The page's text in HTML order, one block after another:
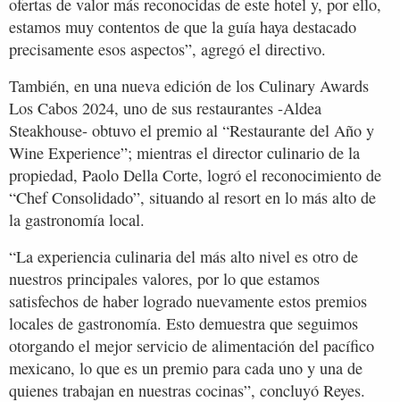
estamos muy contentos de que la guía haya destacado
precisamente esos aspectos”, agregó el directivo.
También, en una nueva edición de los Culinary Awards
Los Cabos 2024, uno de sus restaurantes -Aldea
Steakhouse- obtuvo el premio al “Restaurante del Año y
Wine Experience”; mientras el director culinario de la
propiedad, Paolo Della Corte, logró el reconocimiento de
“Chef Consolidado”, situando al resort en lo más alto de
la gastronomía local.
“La experiencia culinaria del más alto nivel es otro de
nuestros principales valores, por lo que estamos
satisfechos de haber logrado nuevamente estos premios
locales de gastronomía. Esto demuestra que seguimos
otorgando el mejor servicio de alimentación del pacífico
mexicano, lo que es un premio para cada uno y una de
quienes trabajan en nuestras cocinas”, concluyó Reyes.